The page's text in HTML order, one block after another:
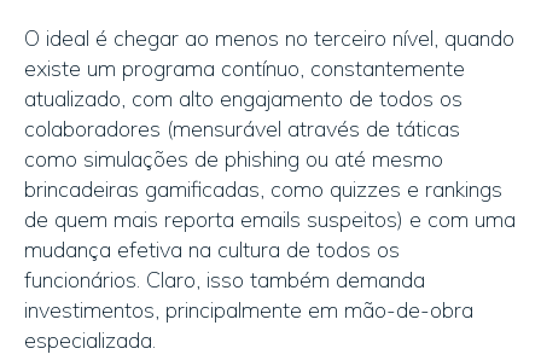
O ideal é chegar ao menos no terceiro nível, quando
existe um programa contínuo, constantemente
atualizado, com alto engajamento de todos os
colaboradores (mensurável através de táticas
como simulações de phishing ou até mesmo
brincadeiras gamificadas, como quizzes e rankings
de quem mais reporta emails suspeitos) e com uma
mudança efetiva na cultura de todos os
funcionários. Claro, isso também demanda
investimentos, principalmente em mão-de-obra
especializada.